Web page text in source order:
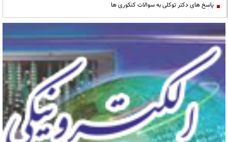
پاسخ های دکتر توکلی به سوالات کنکوری ها